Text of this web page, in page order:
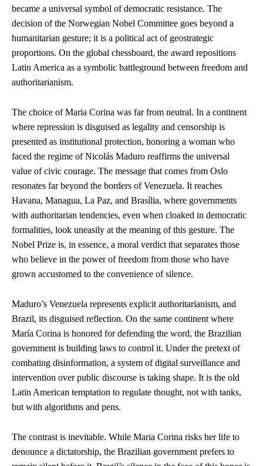
became a universal symbol of democratic resistance. The
decision of the Norwegian Nobel Committee goes beyond a
humanitarian gesture; it is a political act of geostrategic
proportions. On the global chessboard, the award repositions
Latin America as a symbolic battleground between freedom and
authoritarianism.
The choice of Maria Corina was far from neutral. In a continent
where repression is disguised as legality and censorship is
presented as institutional protection, honoring a woman who
faced the regime of Nicolás Maduro reaffirms the universal
value of civic courage. The message that comes from Oslo
resonates far beyond the borders of Venezuela. It reaches
Havana, Managua, La Paz, and Brasília, where governments
with authoritarian tendencies, even when cloaked in democratic
formalities, look uneasily at the meaning of this gesture. The
Nobel Prize is, in essence, a moral verdict that separates those
who believe in the power of freedom from those who have
grown accustomed to the convenience of silence.
Maduro’s Venezuela represents explicit authoritarianism, and
Brazil, its disguised reflection. On the same continent where
María Corina is honored for defending the word, the Brazilian
government is building laws to control it. Under the pretext of
combating disinformation, a system of digital surveillance and
intervention over public discourse is taking shape. It is the old
Latin American temptation to regulate thought, not with tanks,
but with algorithms and pens.
The contrast is inevitable. While Maria Corina risks her life to
denounce a dictatorship, the Brazilian government prefers to